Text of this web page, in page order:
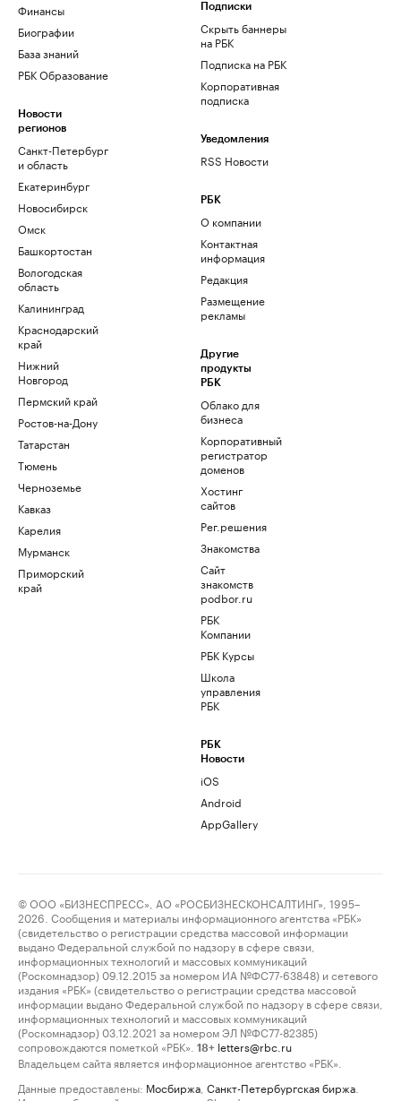
Финансы
Биографии
База знаний
РБК Образование
Новости
регионов
Санкт-Петербург
и область
Екатеринбург
Новосибирск
Омск
Башкортостан
Вологодская
область
Калининград
Краснодарский
край
Нижний
Новгород
Пермский край
Ростов-на-Дону
Татарстан
Тюмень
Черноземье
Кавказ
Карелия
Мурманск
Приморский
край
Подписки
Скрыть баннеры
на РБК
Подписка на РБК
Корпоративная
подписка
Уведомления
RSS Новости
РБК
О компании
Контактная
информация
Редакция
Размещение
рекламы
Другие
продукты
РБК
Облако для
бизнеса
Корпоративный
регистратор
доменов
Хостинг
сайтов
Рег.решения
Знакомства
Сайт
знакомств
podbor.ru
РБК
Компании
РБК Курсы
Школа
управления
РБК
РБК
Новости
iOS
Android
AppGallery
© ООО «БИЗНЕСПРЕСС», АО «РОСБИЗНЕСКОНСАЛТИНГ», 1995–
2026. Сообщения и материалы информационного агентства «РБК»
(свидетельство о регистрации средства массовой информации
выдано Федеральной службой по надзору в сфере связи,
информационных технологий и массовых коммуникаций
(Роскомнадзор) 09.12.2015 за номером ИА №ФС77-63848) и сетевого
издания «РБК» (свидетельство о регистрации средства массовой
информации выдано Федеральной службой по надзору в сфере связи,
информационных технологий и массовых коммуникаций
(Роскомнадзор) 03.12.2021 за номером ЭЛ №ФС77-82385)
сопровождаются пометкой «РБК».
18+ letters@rbc.ru
Владельцем сайта является информационное агентство «РБК».
Данные предоставлены: Мосбиржа Санкт-Петербургская биржа